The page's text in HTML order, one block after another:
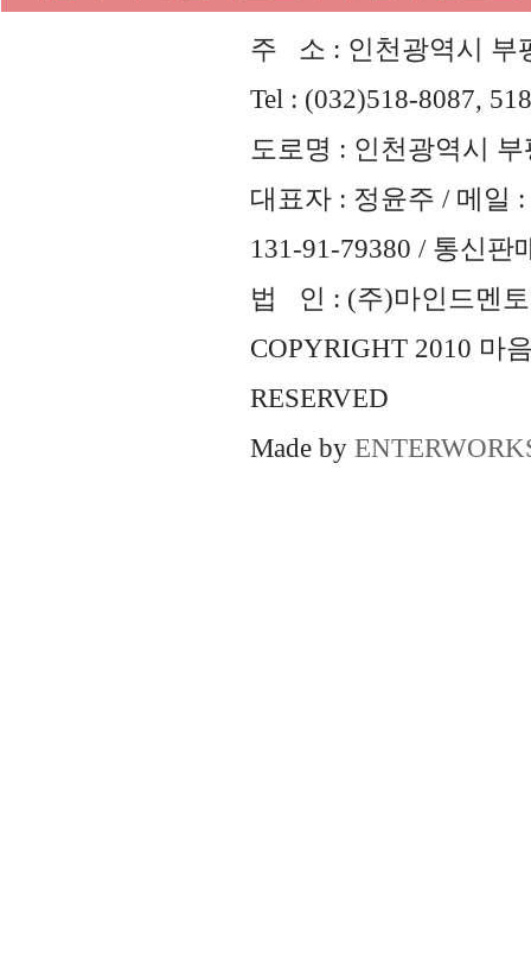
주 소 : 인천광역시 부
Tel : (032)518-8087,
도로명 : 인천광역시
대표자 : 정윤주 / 메일 :
131-91-79380 / 통신판
법 인 : (주)마인드멘토
COPYRIGHT 2010 마
RESERVED
Made by